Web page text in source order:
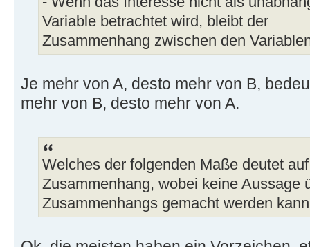
Variable betrachtet wird, bleibt der
Zusammenhang zwischen den
Je mehr von A, desto mehr von B,
mehr von B, desto mehr von A.
Welches der folgenden Maße deutet
Zusammenhang, wobei keine Aussage
Zusammenhangs gemacht werden